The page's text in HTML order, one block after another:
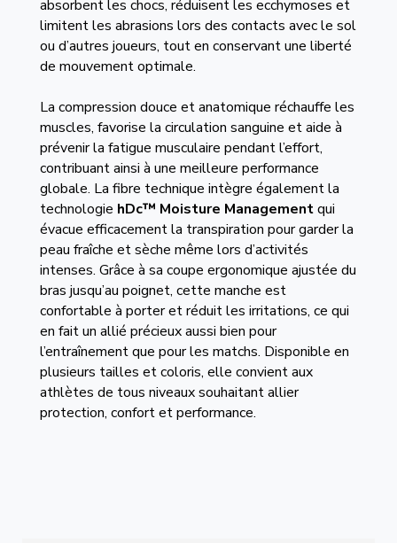
absorbent les chocs, réduisent les ecchymoses et
limitent les abrasions lors des contacts avec le sol
ou d’autres joueurs, tout en conservant une liberté
de mouvement optimale.
La compression douce et anatomique réchauffe les
muscles, favorise la circulation sanguine et aide à
prévenir la fatigue musculaire pendant l’effort,
contribuant ainsi à une meilleure performance
globale. La fibre technique intègre également la
technologie hDc™ Moisture Managementqui
évacue efficacement la transpiration pour garder la
peau fraîche et sèche même lors d’activités
intenses. Grâce à sa coupe ergonomique ajustée du
bras jusqu’au poignet, cette manche est
confortable à porter et réduit les irritations, ce qui
en fait un allié précieux aussi bien pour
l’entraînement que pour les matchs. Disponible en
plusieurs tailles et coloris, elle convient aux
athlètes de tous niveaux souhaitant allier
protection, confort et performance.